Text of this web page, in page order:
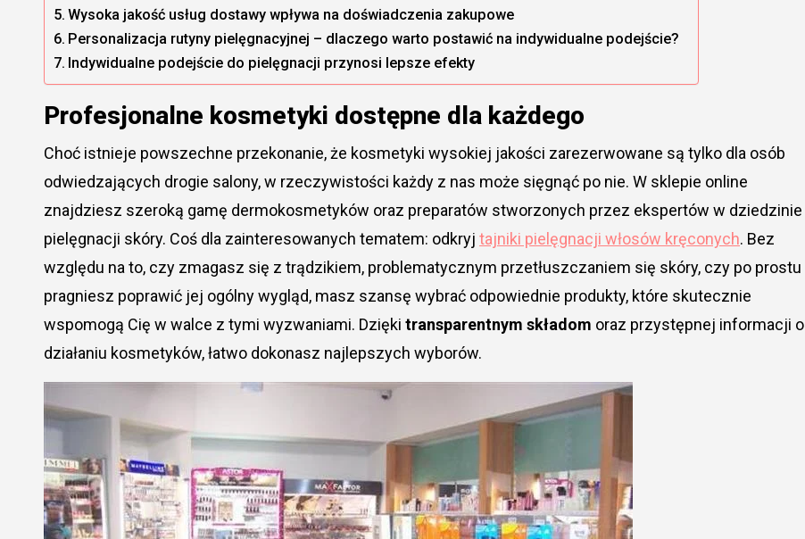
Wysoka jakość usług dostawy wpływa na doświadczenia zakupowe
Personalizacja rutyny pielęgnacyjnej – dlaczego warto postawić na indywidualne podejście?
Indywidualne podejście do pielęgnacji przynosi lepsze efekty
Profesjonalne kosmetyki dostępne dla każdego
Choć istnieje powszechne przekonanie, że kosmetyki wysokiej jakości zarezerwowane są tylko dla osób
odwiedzających drogie salony, w rzeczywistości każdy z nas może sięgnąć po nie. W sklepie online
znajdziesz szeroką gamę dermokosmetyków oraz preparatów stworzonych przez ekspertów w dziedzinie
pielęgnacji skóry. Coś dla zainteresowanych tematem: odkryj tajniki pielęgnacji włosów kręconych. Bez
względu na to, czy zmagasz się z trądzikiem, problematycznym przetłuszczaniem się skóry, czy po prostu
pragniesz poprawić jej ogólny wygląd, masz szansę wybrać odpowiednie produkty, które skutecznie
wspomogą Cię w walce z tymi wyzwaniami. Dzięki transparentnym składom oraz przystępnej informacji o
działaniu kosmetyków, łatwo dokonasz najlepszych wyborów.